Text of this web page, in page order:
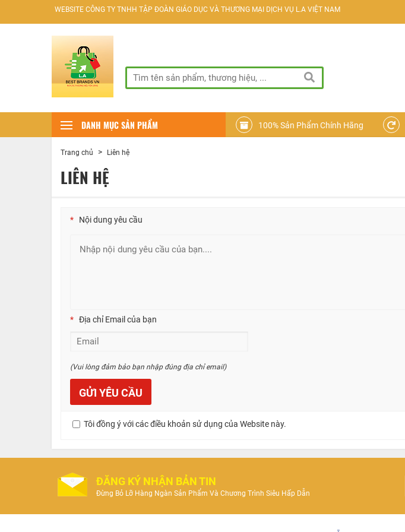
WEBSITE CÔNG TY TNHH TẬP ĐOÀN GIÁO DỤC VÀ THƯƠNG MẠI DỊCH VỤ L.A VIỆT NAM
100% Sản Phẩm Chính Hãng
DANH MỤC SẢN PHẨM
Trang chủ > Liên hệ
LIÊN HỆ
Nội dung yêu cầu
Địa chỉ Email của bạn
(Vui lòng đảm bảo bạn nhập đúng địa chỉ email)
Tôi đồng ý với các điều khoản sử dụng của Website này.
ĐĂNG KÝ NHẬN BẢN TIN
Đừng Bỏ Lỡ Hàng Ngàn Sản Phẩm Và Chương Trình Siêu Hấp Dẫn